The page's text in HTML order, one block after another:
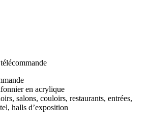
en acrylique
salons, couloirs, restaurants, entrées,
halls d’exposition